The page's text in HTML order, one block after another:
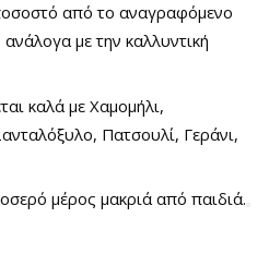
από το αναγραφόμενο
με την καλλυντική
καλά με Χαμομήλι,
Πατσουλί, Γεράνι,
μέρος μακριά από παιδιά.